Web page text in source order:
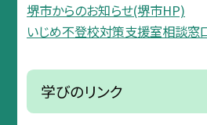
堺市からのお知らせ(堺市HP)
いじめ不登校対策支援室相談窓
学びのリンク